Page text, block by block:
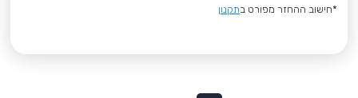
*חישוב ההחזר מפורט בתקנון